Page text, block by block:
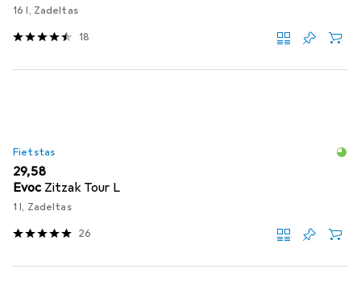
16 l, Zadeltas
18
Fietstas
EUR
29,58
Evoc Zitzak Tour L
1 l, Zadeltas
26